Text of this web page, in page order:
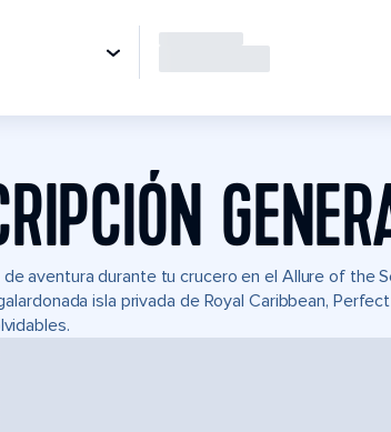
aventura durante tu crucero en el Allure of the
isla privada de Royal Caribbean,